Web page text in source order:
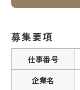
募集要項
仕事番号
企業名